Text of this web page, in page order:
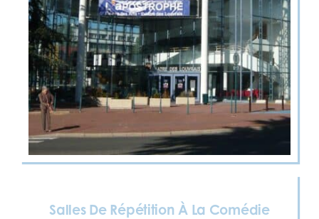
Salles De Répétition À La Comédie